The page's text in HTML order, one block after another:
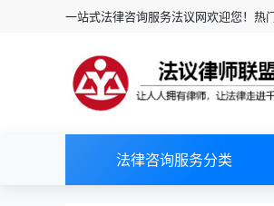
一站式法律咨询服务法议网欢迎您！热门
法律咨询服务分类